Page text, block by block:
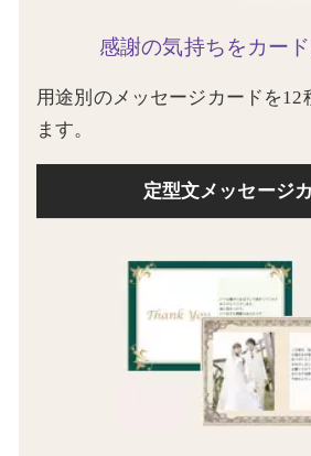
感謝の気持ちをカー
用途別のメッセージカードを12
ます。
定型文メッセージ